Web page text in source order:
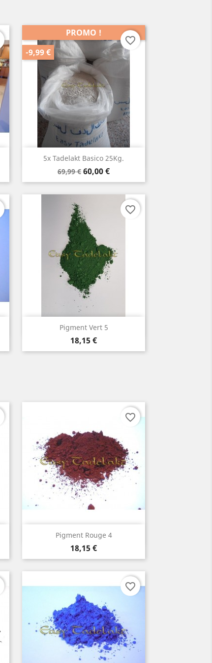
5x Tadelakt Basico 25Kg.
Prix
de
69,99 € Prix
60,00 €
PROMO !
-9,99 €
Aperçu rapide
favorite_border
Pigment Vert 5
Prix
18,15 €
Aperçu rapide
favorite_border
Pigment Rouge 4
Prix
18,15 €
Aperçu rapide
favorite_border
favorite_border